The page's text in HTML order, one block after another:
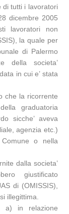
di tutti i lavoratori
dicembre 2005
lavoratori non
la quale per
di Palermo
della societa’
in cui e’ stata
che la ricorrente
graduatoria
sicche’ aveva
agenzia etc.)
o nella
dalla societa’
giustificato
di (OMISSIS),
illegittima.
a) in relazione